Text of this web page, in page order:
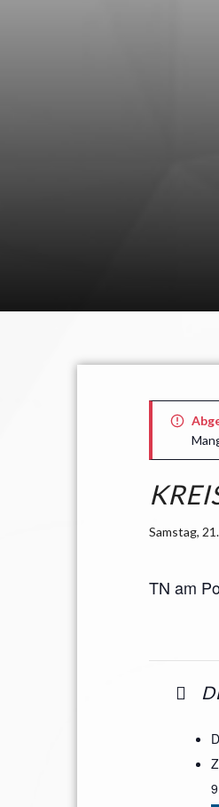
Samstag,
TN am